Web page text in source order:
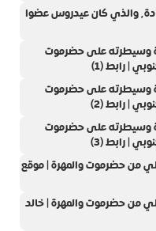
الإعلان عن تشكيل مجلس القيادة٬ والذي كان عيدروس عضوا
وسيطرته على حضرموت
| رابط (1)
وسيطرته على حضرموت
| رابط (2)
وسيطرته على حضرموت
| رابط (3)
من حضرموت والمهرة | موقع
من حضرموت والمهرة | خالد